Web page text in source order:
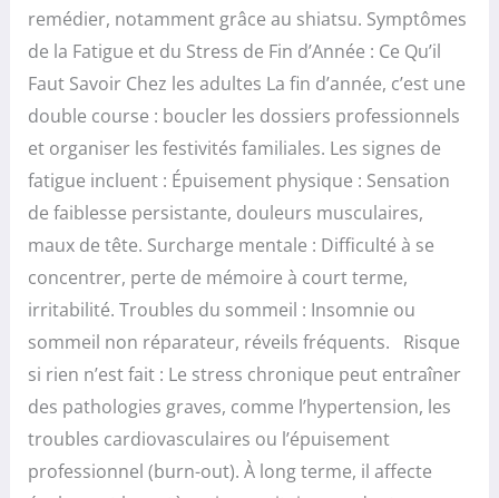
remédier, notamment grâce au shiatsu. Symptômes
de la Fatigue et du Stress de Fin d’Année : Ce Qu’il
Faut Savoir Chez les adultes La fin d’année, c’est une
double course : boucler les dossiers professionnels
et organiser les festivités familiales. Les signes de
fatigue incluent : Épuisement physique : Sensation
de faiblesse persistante, douleurs musculaires,
maux de tête. Surcharge mentale : Difficulté à se
concentrer, perte de mémoire à court terme,
irritabilité. Troubles du sommeil : Insomnie ou
sommeil non réparateur, réveils fréquents. Risque
si rien n’est fait : Le stress chronique peut entraîner
des pathologies graves, comme l’hypertension, les
troubles cardiovasculaires ou l’épuisement
professionnel (burn-out). À long terme, il affecte